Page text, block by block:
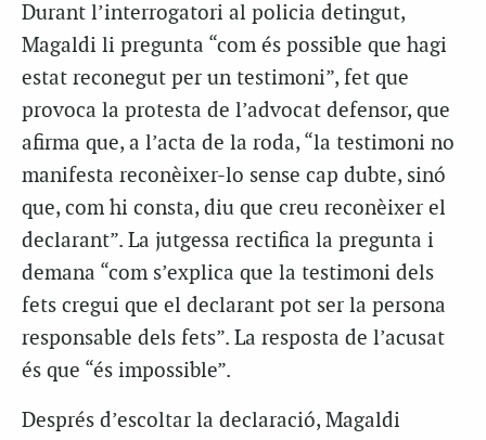
Durant l’interrogatori al policia detingut,
Magaldi li pregunta “com és possible que hagi
estat reconegut per un testimoni”, fet que
provoca la protesta de l’advocat defensor, que
afirma que, a l’acta de la roda, “la testimoni no
manifesta reconèixer-lo sense cap dubte, sinó
que, com hi consta, diu que creu reconèixer el
declarant”. La jutgessa rectifica la pregunta i
demana “com s’explica que la testimoni dels
fets cregui que el declarant pot ser la persona
responsable dels fets”. La resposta de l’acusat
és que “és impossible”.
Després d’escoltar la declaració, Magaldi